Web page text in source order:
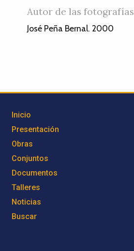
Autor de las fotografías
José Peña Bernal. 2000
Inicio
Presentación
Obras
Conjuntos
Documentos
Talleres
Noticias
Buscar